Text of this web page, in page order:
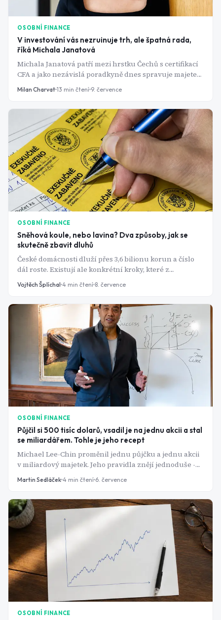
OSOBNÍ FINANCE
V investování vás nezruinuje trh, ale špatná rada,
říká Michala Janatová
Michala Janatová patří mezi hrstku Čechů s certifikací
CFA a jako nezávislá poradkyně dnes spravuje majetek
klientů. Je také první členkou redakční rady, která
otázku „kam investovat" a soustředili se na něco
praktičtějšího: jak se v Česku bránit špatné radě,
prohlédnout provizní motivaci a nenechat se
zmanipulovat trhem ani prodejcem.
Milan Charvat 13 min čtení 9. července
OSOBNÍ FINANCE
Sněhová koule, nebo lavina? Dva způsoby, jak se
skutečně zbavit dluhů
České domácnosti dluží přes 3,6 bilionu korun a číslo
dál roste. Existují ale konkrétní kroky, které z
bludného kruhu splátek dokážou dostat i bez zázraků.
Vojtěch Šplíchal 4 min čtení 8. července
OSOBNÍ FINANCE
Půjčil si 500 tisíc dolarů, vsadil je na jednu akcii a stal
se miliardářem. Tohle je jeho recept
Michael Lee-Chin proměnil jednu půjčku a jednu akcii
v miliardový majetek. Jeho pravidla znějí jednoduše -
realita za nimi je mnohem riskantnější.
Martin Sedláček 4 min čtení 6. července
OSOBNÍ FINANCE